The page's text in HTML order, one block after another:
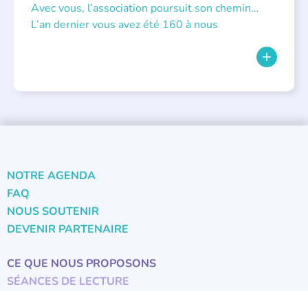
Avec vous, l’association poursuit son chemin…
L’an dernier vous avez été 160 à nous
NOTRE AGENDA
FAQ
NOUS SOUTENIR
DEVENIR PARTENAIRE
CE QUE NOUS PROPOSONS
SÉANCES DE LECTURE